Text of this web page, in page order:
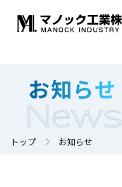
お知らせ
News
トップ お知らせ